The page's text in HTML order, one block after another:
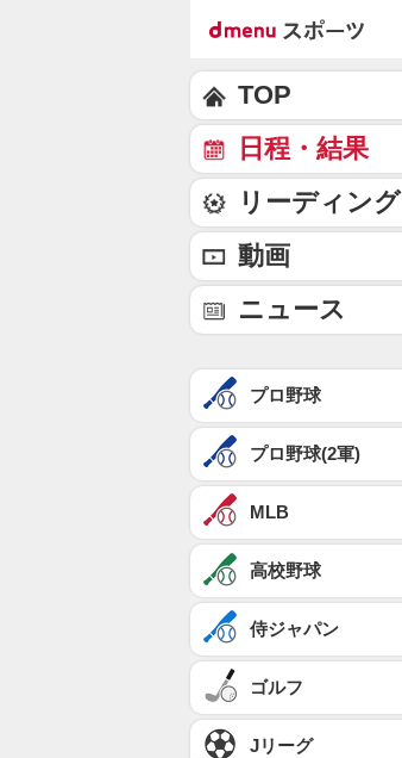
TOP
日程・結果
リーディング
動画
ニュース
プロ野球
プロ野球(2軍)
MLB
高校野球
侍ジャパン
ゴルフ
Jリーグ